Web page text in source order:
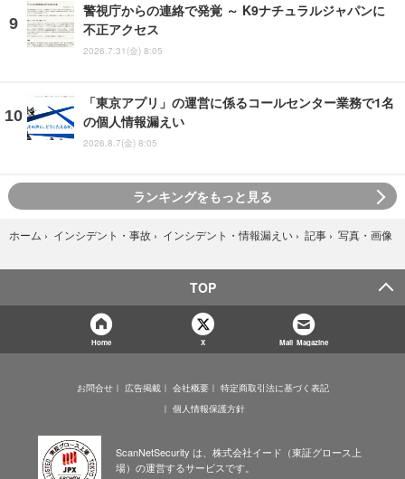
警視庁からの連絡で発覚 ～ K9ナチュラルジャパンに
不正アクセス
2026.7.31(金) 8:05
「東京アプリ」の運営に係るコールセンター業務で1名
の個人情報漏えい
2026.8.7(金) 8:05
ランキングをもっと見る
ホーム › インシデント・事故 › インシデント・情報漏えい › 記事 › 写真・画像
TOP
Home X Mail Magazine
お問合せ 広告掲載 会社概要
特定商取引法に基づく表記
個人情報保護方針
ScanNetSecurity は、株式会社イード（東証グロース上
場）の運営するサービスです。